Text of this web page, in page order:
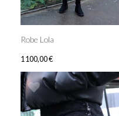
Robe Lola
1 100,00€